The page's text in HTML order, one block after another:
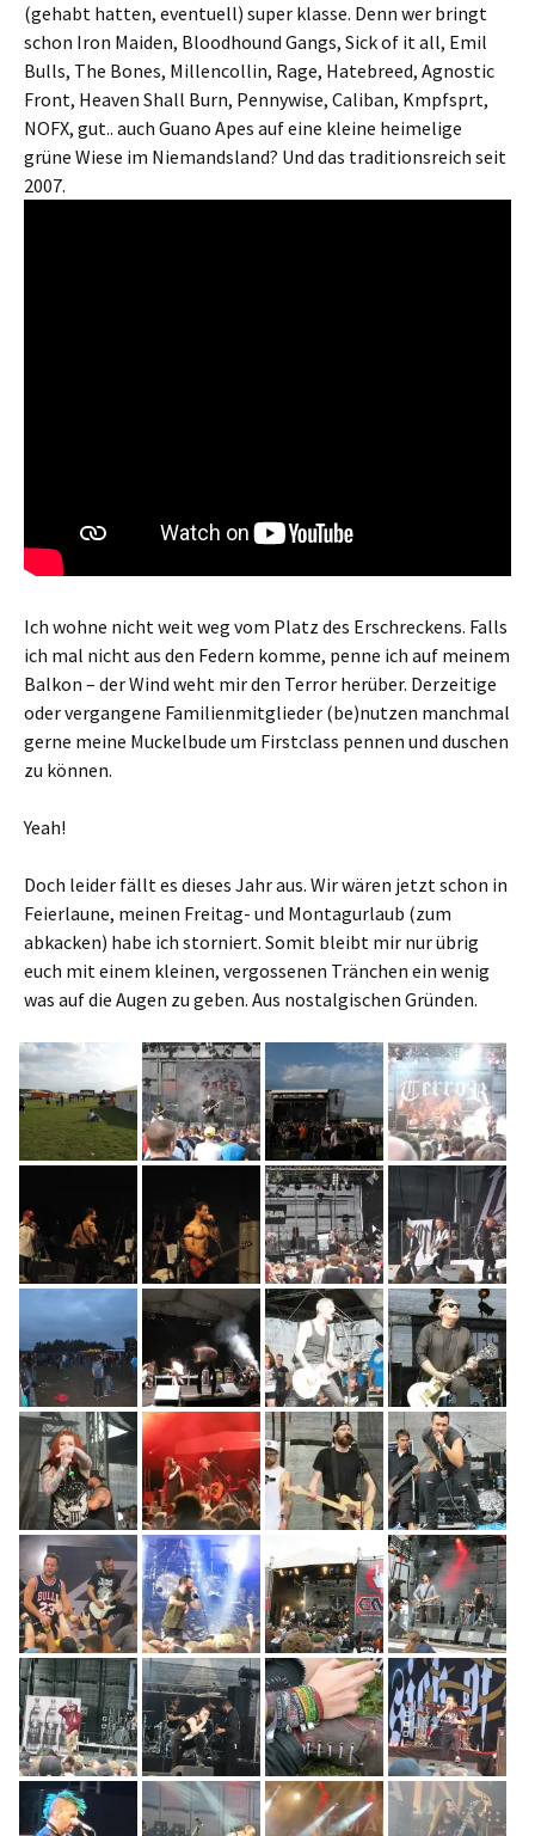
(gehabt hatten, eventuell) super klasse. Denn wer bringt
schon Iron Maiden, Bloodhound Gangs, Sick of it all, Emil
Bulls, The Bones, Millencollin, Rage, Hatebreed, Agnostic
Front, Heaven Shall Burn, Pennywise, Caliban, Kmpfsprt,
NOFX, gut.. auch Guano Apes auf eine kleine heimelige
grüne Wiese im Niemandsland? Und das traditionsreich seit
2007.
Ich wohne nicht weit weg vom Platz des Erschreckens. Falls
ich mal nicht aus den Federn komme, penne ich auf meinem
Balkon – der Wind weht mir den Terror herüber. Derzeitige
oder vergangene Familienmitglieder (be)nutzen manchmal
gerne meine Muckelbude um Firstclass pennen und duschen
zu können.
Yeah!
Doch leider fällt es dieses Jahr aus. Wir wären jetzt schon in
Feierlaune, meinen Freitag- und Montagurlaub (zum
abkacken) habe ich storniert. Somit bleibt mir nur übrig
euch mit einem kleinen, vergossenen Tränchen ein wenig
was auf die Augen zu geben. Aus nostalgischen Gründen.